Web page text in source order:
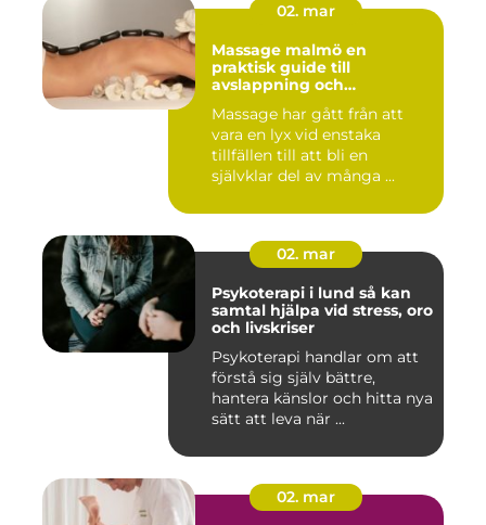
02. mar
Massage malmö en
praktisk guide till
avslappning och
Massage har gått från att
vara en lyx vid enstaka
tillfällen till att bli en
självklar del av många ...
02. mar
Psykoterapi i lund så kan
samtal hjälpa vid stress, oro
och livskriser
Psykoterapi handlar om att
förstå sig själv bättre,
hantera känslor och hitta nya
sätt att leva när ...
02. mar